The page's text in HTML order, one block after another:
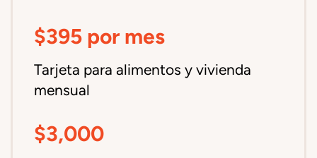
$395 por mes
Tarjeta para alimentos y vivienda
mensual
$3,000